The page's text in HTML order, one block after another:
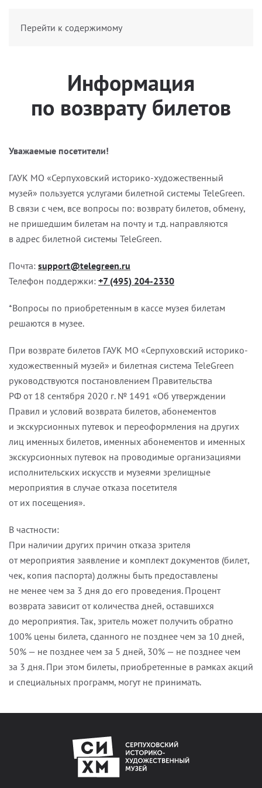
Перейти к содержимому
Информация
по возврату билетов
Уважаемые посетители!
ГАУК МО «Серпуховский историко-художественный
музей» пользуется услугами билетной системы TeleGreen.
В связи с чем, все вопросы по: возврату билетов, обмену,
не пришедшим билетам на почту и т.д. направляются
в адрес билетной системы TeleGreen.
Почта: support@telegreen.ru
Телефон поддержки: +7 (495) 204-2330
*Вопросы по приобретенным в кассе музея билетам
решаются в музее.
При возврате билетов ГАУК МО «Серпуховский историко-
художественный музей» и билетная система TeleGreen
руководствуются постановлением Правительства
РФ от 18 сентября 2020 г. № 1491 «Об утверждении
Правил и условий возврата билетов, абонементов
и экскурсионных путевок и переоформления на других
лиц именных билетов, именных абонементов и именных
экскурсионных путевок на проводимые организациями
исполнительских искусств и музеями зрелищные
мероприятия в случае отказа посетителя
от их посещения».
В частности:
При наличии других причин отказа зрителя
от мероприятия заявление и комплект документов (билет,
чек, копия паспорта) должны быть предоставлены
не менее чем за 3 дня до его проведения. Процент
возврата зависит от количества дней, оставшихся
до мероприятия. Так, зритель может получить обратно
100% цены билета, сданного не позднее чем за 10 дней,
50% — не позднее чем за 5 дней, 30% — не позднее чем
за 3 дня. При этом билеты, приобретенные в рамках акций
и специальных программ, могут не принимать.